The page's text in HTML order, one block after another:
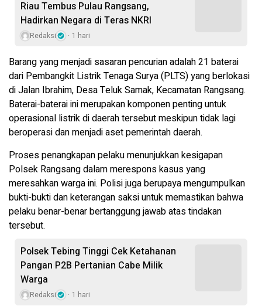
Riau Tembus Pulau Rangsang,
Hadirkan Negara di Teras NKRI
Redaksi 1 hari
Barang yang menjadi sasaran pencurian adalah 21 baterai
dari Pembangkit Listrik Tenaga Surya (PLTS) yang berlokasi
di Jalan Ibrahim, Desa Teluk Samak, Kecamatan Rangsang.
Baterai-baterai ini merupakan komponen penting untuk
operasional listrik di daerah tersebut meskipun tidak lagi
beroperasi dan menjadi aset pemerintah daerah.
Proses penangkapan pelaku menunjukkan kesigapan
Polsek Rangsang dalam merespons kasus yang
meresahkan warga ini. Polisi juga berupaya mengumpulkan
bukti-bukti dan keterangan saksi untuk memastikan bahwa
pelaku benar-benar bertanggung jawab atas tindakan
tersebut.
Polsek Tebing Tinggi Cek Ketahanan
Pangan P2B Pertanian Cabe Milik
Warga
Redaksi 1 hari